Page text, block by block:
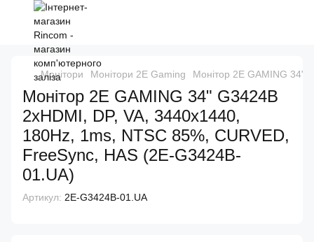
Монітори Монітори 2E Gaming Монітор 2E GAMING 34"
Монітор 2E GAMING 34" G3424B
2xHDMI, DP, VA, 3440x1440,
180Hz, 1ms, NTSC 85%, CURVED,
FreeSync, HAS (2E-G3424B-
01.UA)
Артикул: 2E-G3424B-01.UA